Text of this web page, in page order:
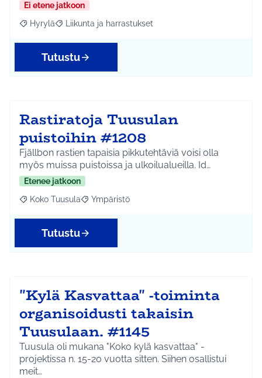
Ei etene jatkoon
Rajaa tulokset aihepiirin mukaan: Hyrylä
Hyrylä Rajaa tulokset teeman mukaan: Liikunta ja
Liikunta ja harrastukset
Tutustu
Rastiratoja Tuusulan
puistoihin #1208
Fjällbon rastien tapaisia pikkutehtäviä voisi olla
myös muissa puistoissa ja ulkoilualueilla. Id…
Etenee jatkoon
Rajaa tulokset aihepiirin mukaan: Koko Tuusula
Koko Tuusula Rajaa tulokset teeman mukaan: Ympäristö
Ympäristö
Tutustu
"Kylä Kasvattaa" -toiminta
organisoidusti takaisin
Tuusulaan. #1145
Tuusula oli mukana "Koko kylä kasvattaa" -
projektissa n. 15-20 vuotta sitten. Siihen osallistui
meit…